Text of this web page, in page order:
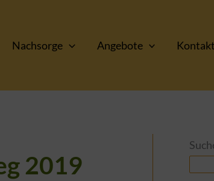
Nachsorge Angebote Kontakt
2019